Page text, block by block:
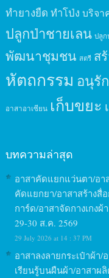
ทำยางยืด ทำโป่ง บริจา
ปลูกป่าชายเลน ปลูก
พัฒนาชุมชน สตรี ส
หัตถกรรม อนุรั
อาสาอาเซียน เก็บขยะ
บทความล่าสุด
อาสาคัดแยกแว่นตา/อา
คัดแยกยา/อาสาสร้างสื่
การ์ด/อาสาจัดกางเกง
29-30 ส.ค. 2569
29 July 2026 at 14 : 37 PM
อาสาลงลายกระเป๋าผ้า
เรียนรู้บนผืนผ้า/อาสาผ